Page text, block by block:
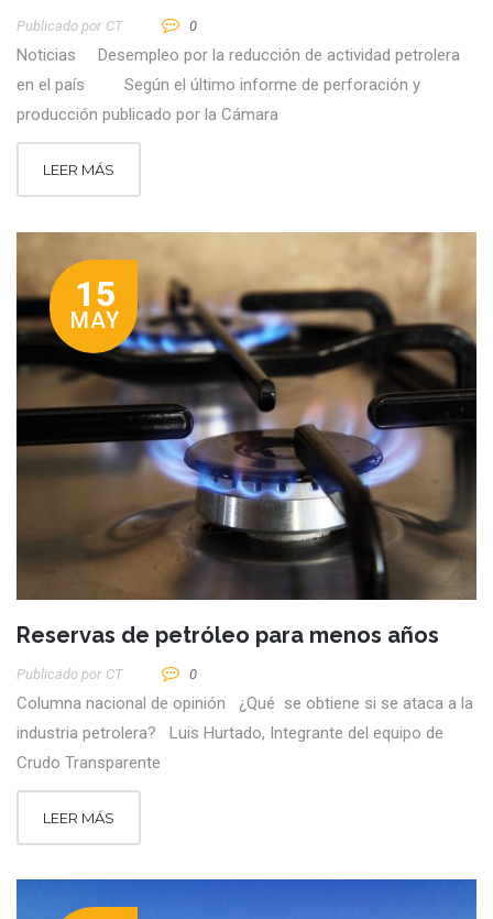
Publicado por CT 0
Noticias Desempleo por la reducción de actividad petrolera
en el país Según el último informe de perforación y
producción publicado por la Cámara
LEER MÁS
15
MAY
Reservas de petróleo para menos años
Publicado por CT 0
Columna nacional de opinión ¿Qué se obtiene si se ataca a la
industria petrolera? Luis Hurtado, Integrante del equipo de
Crudo Transparente
LEER MÁS